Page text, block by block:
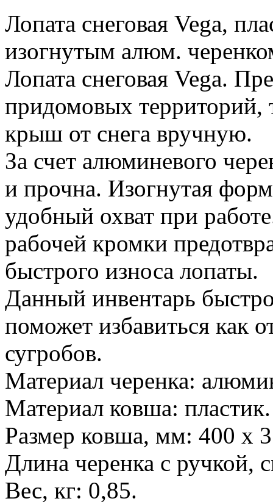
Лопата снеговая Vega,
изогнутым алюм.
Лопата снеговая Vega.
придомовых территорий,
крыш от снега вручную.
За счет алюминевого
и прочна. Изогнутая
удобный охват при
рабочей кромки
быстрого износа лопаты.
Данный инвентарь
поможет избавиться как
сугробов.
Материал черенка:
Материал ковша: пластик.
Размер ковша, мм: 400 х
Длина черенка с ручкой,
Вес, кг: 0,85.